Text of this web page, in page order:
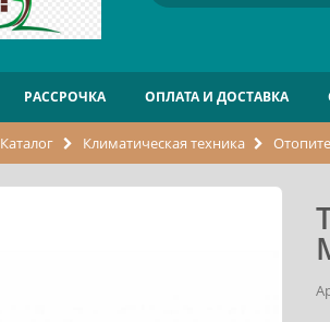
РАССРОЧКА ОПЛАТА И ДОСТАВКА
Каталог Климатическая техника